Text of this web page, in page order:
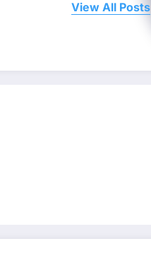
View All Posts